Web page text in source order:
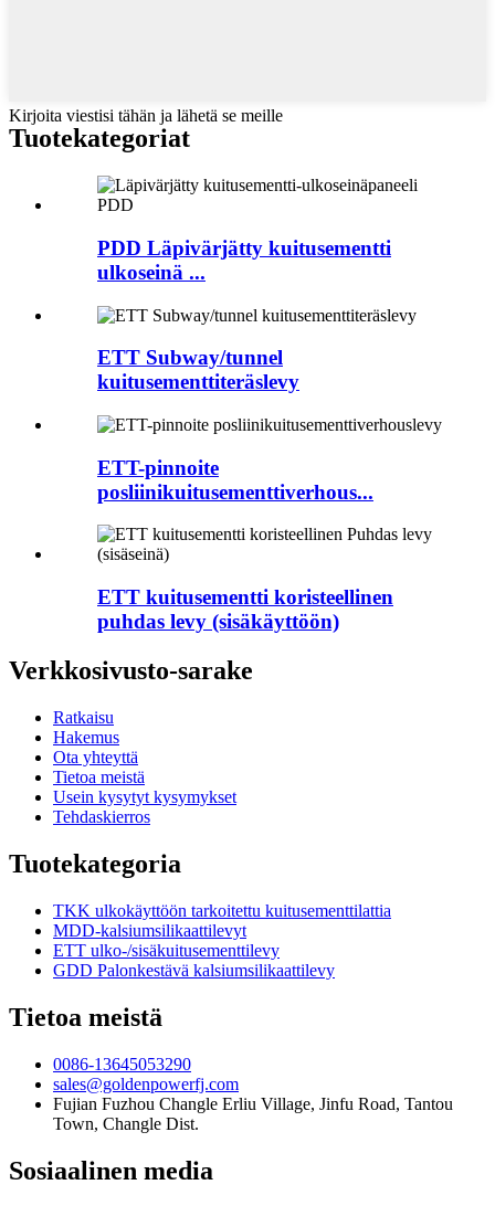
Kirjoita viestisi tähän ja lähetä se meille
Tuotekategoriat
PDD Läpivärjätty kuitusementti
ulkoseinä ...
ETT Subway/tunnel
kuitusementtiteräslevy
ETT-pinnoite
posliinikuitusementtiverhous...
ETT kuitusementti koristeellinen
puhdas levy (sisäkäyttöön)
Verkkosivusto-sarake
Ratkaisu
Hakemus
Ota yhteyttä
Tietoa meistä
Usein kysytyt kysymykset
Tehdaskierros
Tuotekategoria
TKK ulkokäyttöön tarkoitettu kuitusementtilattia
MDD-kalsiumsilikaattilevyt
ETT ulko-/sisäkuitusementtilevy
GDD Palonkestävä kalsiumsilikaattilevy
Tietoa meistä
0086-13645053290
sales@goldenpowerfj.com
Fujian Fuzhou Changle Erliu Village, Jinfu Road, Tantou
Town, Changle Dist.
Sosiaalinen media